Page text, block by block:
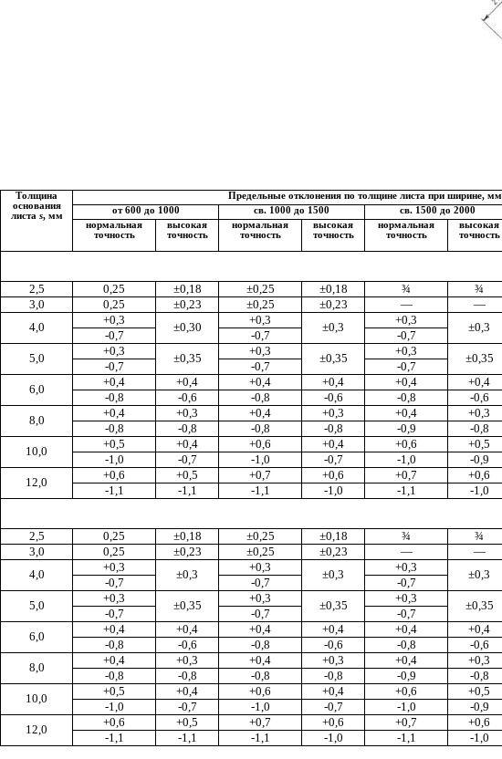
Толщина
основания
листа s, мм
Предельные отклонения по толщине листа при ширине, мм
от 600 до 1000 св. 1000 до 1500 св. 1500 до 2000
нормальная
точность
высокая
точность
нормальная
точность
высокая
точность
нормальная
точность
высокая
точность
2,5
0,25 ±0,18 ±0,25 ±0,18 ¾ ¾
3,0
0,25 ±0,23 ±0,25 ±0,23 — —
4,0
+0,3
±0,30
+0,3
±0,3
+0,3
±0,3
-0,7 -0,7 -0,7
5,0
+0,3
±0,35
+0,3
±0,35
+0,3
±0,35
-0,7 -0,7 -0,7
6,0
+0,4 +0,4 +0,4 +0,4 +0,4 +0,4
-0,8 -0,6 -0,8 -0,6 -0,8 -0,6
8,0
+0,4 +0,3 +0,4 +0,3 +0,4 +0,3
-0,8 -0,8 -0,8 -0,8 -0,9 -0,8
10,0
+0,5 +0,4 +0,6 +0,4 +0,6 +0,5
-1,0 -0,7 -1,0 -0,7 -1,0 -0,9
12,0
+0,6 +0,5 +0,7 +0,6 +0,7 +0,6
-1,1 -1,1 -1,1 -1,0 -1 ,1 -1,0
2 ,5 0,25 ±0,18 ±0,25 ±0,18 ¾ ¾
3,0
0,25 ±0,23 ±0,25 ±0,23 — —
4,0
+0,3
±0,3
+0,3
±0,3
+0,3
±0,3
-0,7 -0,7 -0,7
5,0
+0,3
±0,35
+0,3
±0,35
+0,3
±0,35
-0,7 -0,7 -0,7
6,0
+0,4 +0,4 +0,4 +0,4 +0,4 +0,4
-0,8 -0,6 -0,8 -0,6 -0,8 -0,6
8,0
+0,4 +0,3 +0,4 +0,3 +0,4 +0,3
-0,8 -0,8 -0,8 -0,8 -0,9 -0,8
10,0
+0,5 +0,4 +0,6 +0,4 +0,6 +0,5
-1,0 -0,7 -1,0 -0,7 -1,0 -0,9
12,0
+0,6 +0,5 +0, 7 +0,6 +0,7 +0,6
-1,1 -1,1 -1,1 -1,0 -1,1 -1,0